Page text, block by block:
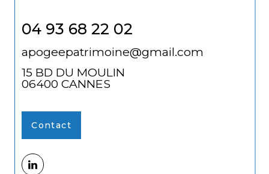
04 93 68 22 02
apogeepatrimoine@gmail.com
15 BD DU MOULIN
06400 CANNES
Contact